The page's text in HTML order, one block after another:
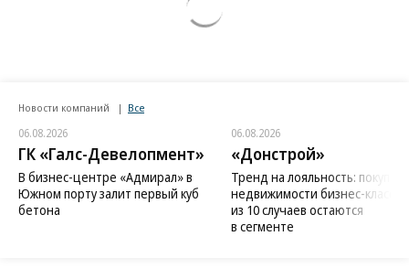
Новости компаний Все
06.08.2026
ГК «Галс-Девелопмент»
В бизнес-центре «Адмирал» в
Южном порту залит первый куб
бетона
06.08.2026
«Донстрой»
Тренд на лояльность:
недвижимости бизнес-класса
из 10 случаев остаются
в сегменте